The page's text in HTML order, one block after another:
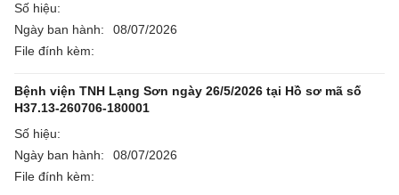
Số hiệu:
Ngày ban hành:
08/07/2026
File đính kèm:
Bệnh viện TNH Lạng Sơn ngày 26/5/2026 tại Hồ sơ mã số
H37.13-260706-180001
Số hiệu:
Ngày ban hành:
08/07/2026
File đính kèm: